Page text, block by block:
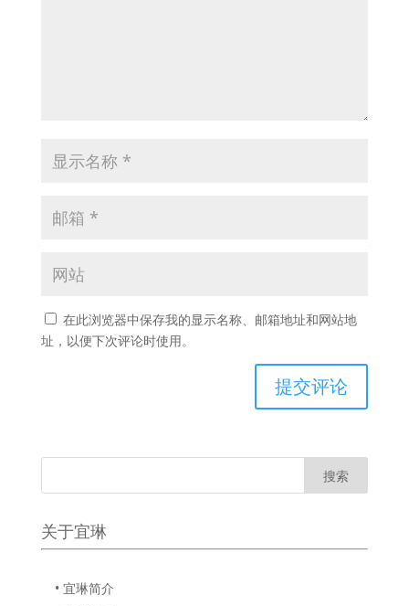
在此浏览器中保存我的显示名称、邮箱地址和网站地
址，以便下次评论时使用。
关于宜琳
• 宜琳简介